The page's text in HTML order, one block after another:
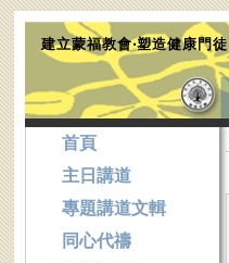
建立蒙福教會‧塑造健康門徒
首頁
主日講道
專題講道文輯
同心代禱